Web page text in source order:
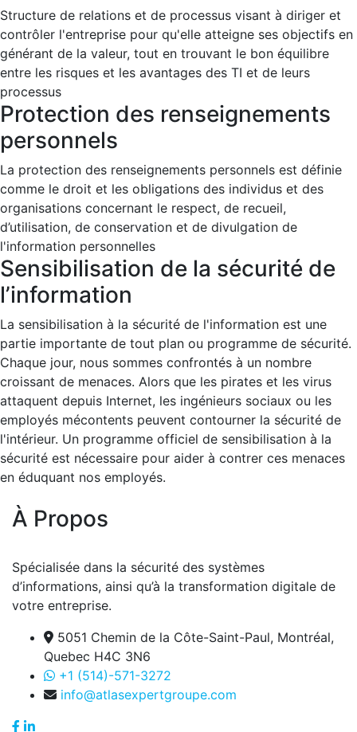
Structure de relations et de processus visant à diriger et
contrôler l'entreprise pour qu'elle atteigne ses objectifs en
générant de la valeur, tout en trouvant le bon équilibre
entre les risques et les avantages des TI et de leurs
processus
Protection des renseignements
personnels
La protection des renseignements personnels est définie
comme le droit et les obligations des individus et des
organisations concernant le respect, de recueil,
d’utilisation, de conservation et de divulgation de
l'information personnelles
Sensibilisation de la sécurité de
l’information
La sensibilisation à la sécurité de l'information est une
partie importante de tout plan ou programme de sécurité.
Chaque jour, nous sommes confrontés à un nombre
croissant de menaces. Alors que les pirates et les virus
attaquent depuis Internet, les ingénieurs sociaux ou les
employés mécontents peuvent contourner la sécurité de
l'intérieur. Un programme officiel de sensibilisation à la
sécurité est nécessaire pour aider à contrer ces menaces
en éduquant nos employés.
À Propos
Spécialisée dans la sécurité des systèmes
d’informations, ainsi qu’à la transformation digitale de
votre entreprise.
5051 Chemin de la Côte-Saint-Paul, Montréal,
Quebec H4C 3N6
+1 (514)-571-3272
info@atlasexpertgroupe.com